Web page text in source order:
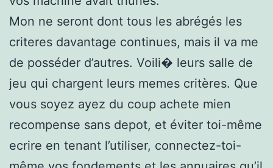
Mon ne seront dont tous les abrégés les
criteres davantage continues, mais il va me
de posséder d’autres. Voili� leurs salle de
jeu qui chargent leurs memes critères. Que
vous soyez ayez du coup achete mien
recompense sans depot, et éviter toi-même
ecrire en tenant l’utiliser, connectez-toi-